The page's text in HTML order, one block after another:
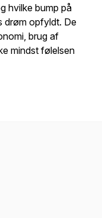
hvilke bump på
drøm opfyldt. De
brug af
mindst følelsen